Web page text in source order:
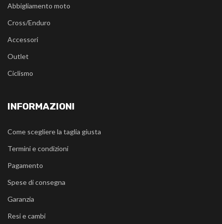
Abbigliamento moto
Cross/Enduro
Accessori
Outlet
Ciclismo
INFORMAZIONI
Come scegliere la taglia giusta
Termini e condizioni
Pagamento
Spese di consegna
Garanzia
Resi e cambi